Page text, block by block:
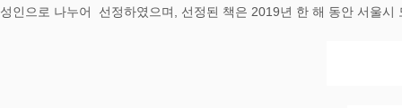
성인으로 나누어 선정하였으며, 선정된 책은 2019년 한 해 동안 서울시